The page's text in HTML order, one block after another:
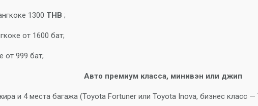
1300 THB ;
от 1600 бат;
от 999 бат;
Авто премиум класса, минивэн или джип
и 4 места багажа (Toyota Fortuner или Toyota Inova, бизнес класс —